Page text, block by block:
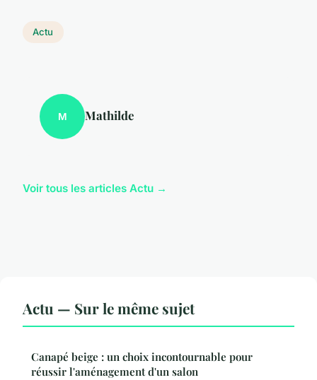
Actu
M Mathilde
Voir tous les articles Actu →
Actu — Sur le même sujet
Canapé beige : un choix incontournable pour
réussir l'aménagement d'un salon